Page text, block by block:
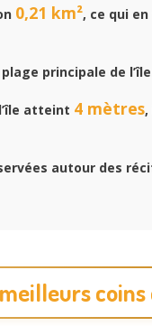
0,21 km², ce qui
principale de
atteint 4 mètres,
autour des
coins